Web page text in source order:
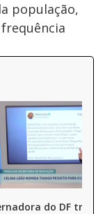
população,
do DF troca